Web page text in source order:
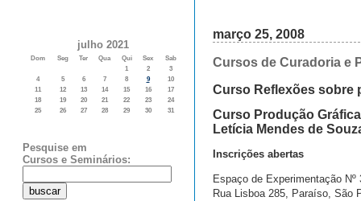
julho 2021
Dom Seg Ter Qua Qui Sex
Sab
1
2
3
4
5 6 7 8 9
10
11
12 13 14 15 16
17
18
19 20 21 22 23
24
25
26 27 28 29 30 31
Pesquise em
Cursos e Seminários:
março 25, 2008
Cursos de Curadoria e
Curso Reflexões sobre
Curso Produção
Letícia Mendes de
Inscrições abertas
Espaço de Experimentação Nº
Rua Lisboa 285, Paraíso, São